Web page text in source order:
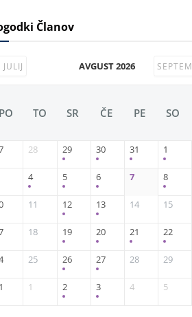
Članov
JULIJ AVGUST 2026
PO TO SR ČE PE SO
28 29 30 31 1
4 5 6 7 8
11 12 13 14 15
18 19 20 21 22
25 26 27 28 29
1 2 3 4 5